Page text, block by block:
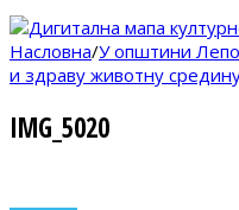
Насловна/У општини
и здраву животну
IMG_5020